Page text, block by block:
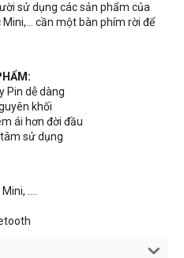
sử dụng các sản phẩm của
cần một bàn phím rời để
Pin dễ dàng
khối
ái hơn đời đầu
sử dụng
….